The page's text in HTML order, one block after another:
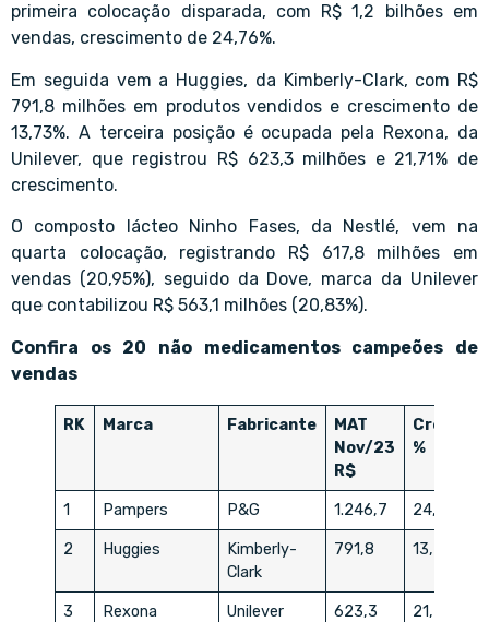
primeira colocação disparada, com R$ 1,2 bilhões em
vendas, crescimento de 24,76%.
Em seguida vem a Huggies, da Kimberly-Clark, com R$
791,8 milhões em produtos vendidos e crescimento de
13,73%. A terceira posição é ocupada pela Rexona, da
Unilever, que registrou R$ 623,3 milhões e 21,71% de
crescimento.
O composto lácteo Ninho Fases, da Nestlé, vem na
quarta colocação, registrando R$ 617,8 milhões em
vendas (20,95%), seguido da Dove, marca da Unilever
que contabilizou R$ 563,1 milhões (20,83%).
Confira os 20 não medicamentos campeões de
vendas
RK Marca Fabricante
MAT
Nov/23
R$
Cresc.
%
1 Pampers P&G 1.246,7 24,76
2 Huggies
Kimberly-
Clark
791,8 13,73
3 Rexona Unilever 623,3 21,78